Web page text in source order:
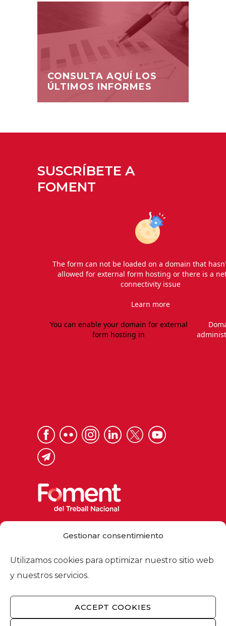
Gestionar consentimiento
Utilizamos cookies para optimizar nuestro sitio web
y nuestros servicios.
ACCEPT COOKIES
CONSULTA AQUÍ LOS
ÚLTIMOS INFORMES
SUSCRÍBETE A
FOMENT
The form can not be loaded on a domain that
allowed for external form hosting or there is a
connectivity issue
Learn more
You can enable your domain for external
form hosting in
foment@foment.com
© 2026 - Foment del Treball Nacional